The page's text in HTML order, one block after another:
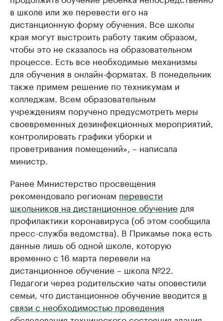
в школе или же перевести его на
дистанционную форму обучения. Все школы
края могут выстроить работу таким образом,
чтобы это не сказалось на образовательном
процессе. Есть все необходимые механизмы
для обучения в онлайн-форматах. В понедельник
также примем решение по техникумам и
колледжам. Всем образовательным
учреждениям поручено предусмотреть меры
своевременных дезинфекционных мероприятий,
контролировать графики уборки и
проветривания помещений», – написала
министр.
Ранее Министерство просвещения
рекомендовало регионам перевести
школьников на дистанционное обучение для
профилактики коронавируса (об этом сообщила
пресс-служба ведомства). В Прикамье пока есть
данные лишь об одной школе, которую
временно с 16 марта перевели на
дистанционное обучение – школа №22.
Педагоги через родительские чаты оповестили
семьи, что дистанционное обучение вводится в
связи с необходимостью проведения